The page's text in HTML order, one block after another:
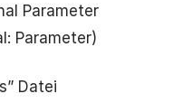
Parameter
Parameter)
Datei